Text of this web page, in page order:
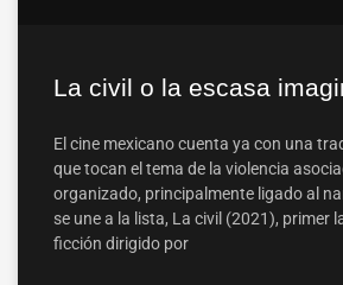
La civil o la escasa
El cine mexicano cuenta ya con una
que tocan el tema de la violencia
organizado, principalmente ligado al
se une a la lista, La civil (2021), primer
ficción dirigido por